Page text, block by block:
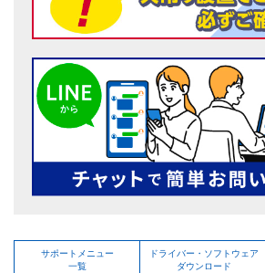
サポートメニュー
一覧
ドライバー・ソフトウェア
ダウンロード